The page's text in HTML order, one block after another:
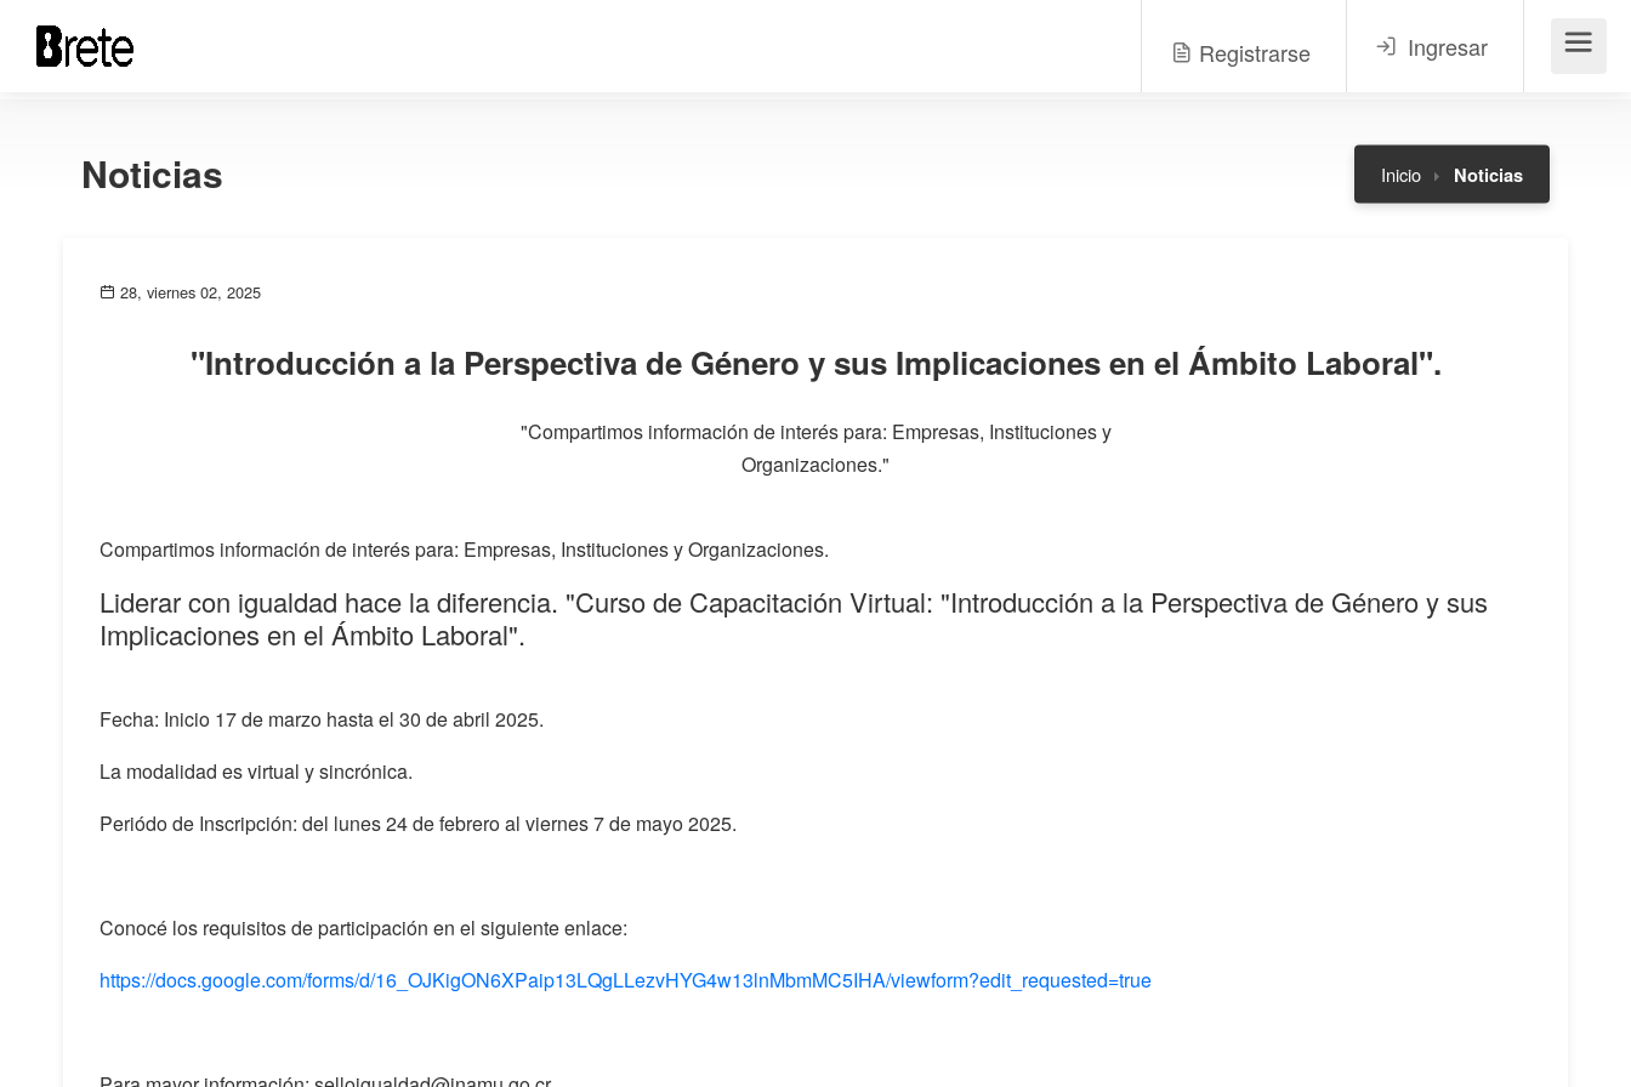
Registrarse Ingresar Menú
Noticias Inicio Noticias
28, viernes 02, 2025
"Introducción a la Perspectiva de Género y sus Implicaciones en el Ámbito Laboral".
"Compartimos información de interés para: Empresas, Instituciones y
Organizaciones."
Compartimos información de interés para: Empresas, Instituciones y Organizaciones.
Liderar con igualdad hace la diferencia. "Curso de Capacitación Virtual: "Introducción a la Perspectiva de Género y sus
Implicaciones en el Ámbito Laboral".
Fecha: Inicio 17 de marzo hasta el 30 de abril 2025.
La modalidad es virtual y sincrónica.
Periódo de Inscripción: del lunes 24 de febrero al viernes 7 de mayo 2025.
Conocé los requisitos de participación en el siguiente enlace:
https://docs.google.com/forms/d/16_OJKigON6XPaip13LQgLLezvHYG4w13lnMbmMC5IHA/viewform?edit_requested=true